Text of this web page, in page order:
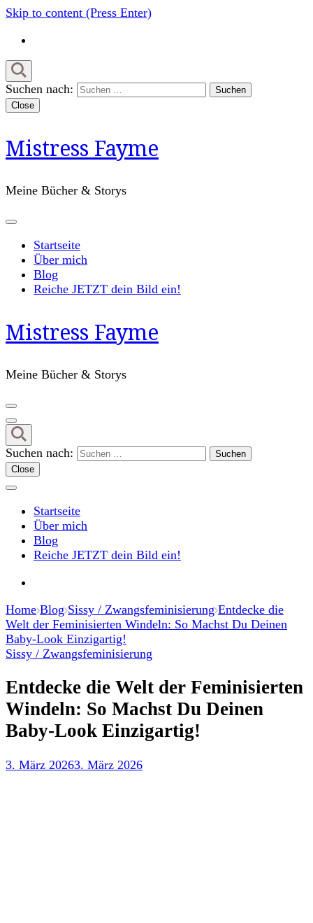
Skip to content (Press Enter)
Suchen nach:
Close
Mistress Fayme
Meine Bücher & Storys
Startseite
Über mich
Blog
Reiche JETZT dein Bild ein!
Mistress Fayme
Meine Bücher & Storys
Suchen nach:
Close
Startseite
Über mich
Blog
Reiche JETZT dein Bild ein!
Home Blog Sissy / Zwangsfeminisierung Entdecke die
Welt der Feminisierten Windeln: So Machst Du Deinen
Baby-Look Einzigartig!
Sissy / Zwangsfeminisierung
Entdecke die Welt der Feminisierten
Windeln: So Machst Du Deinen
Baby-Look Einzigartig!
3. März 20263. März 2026